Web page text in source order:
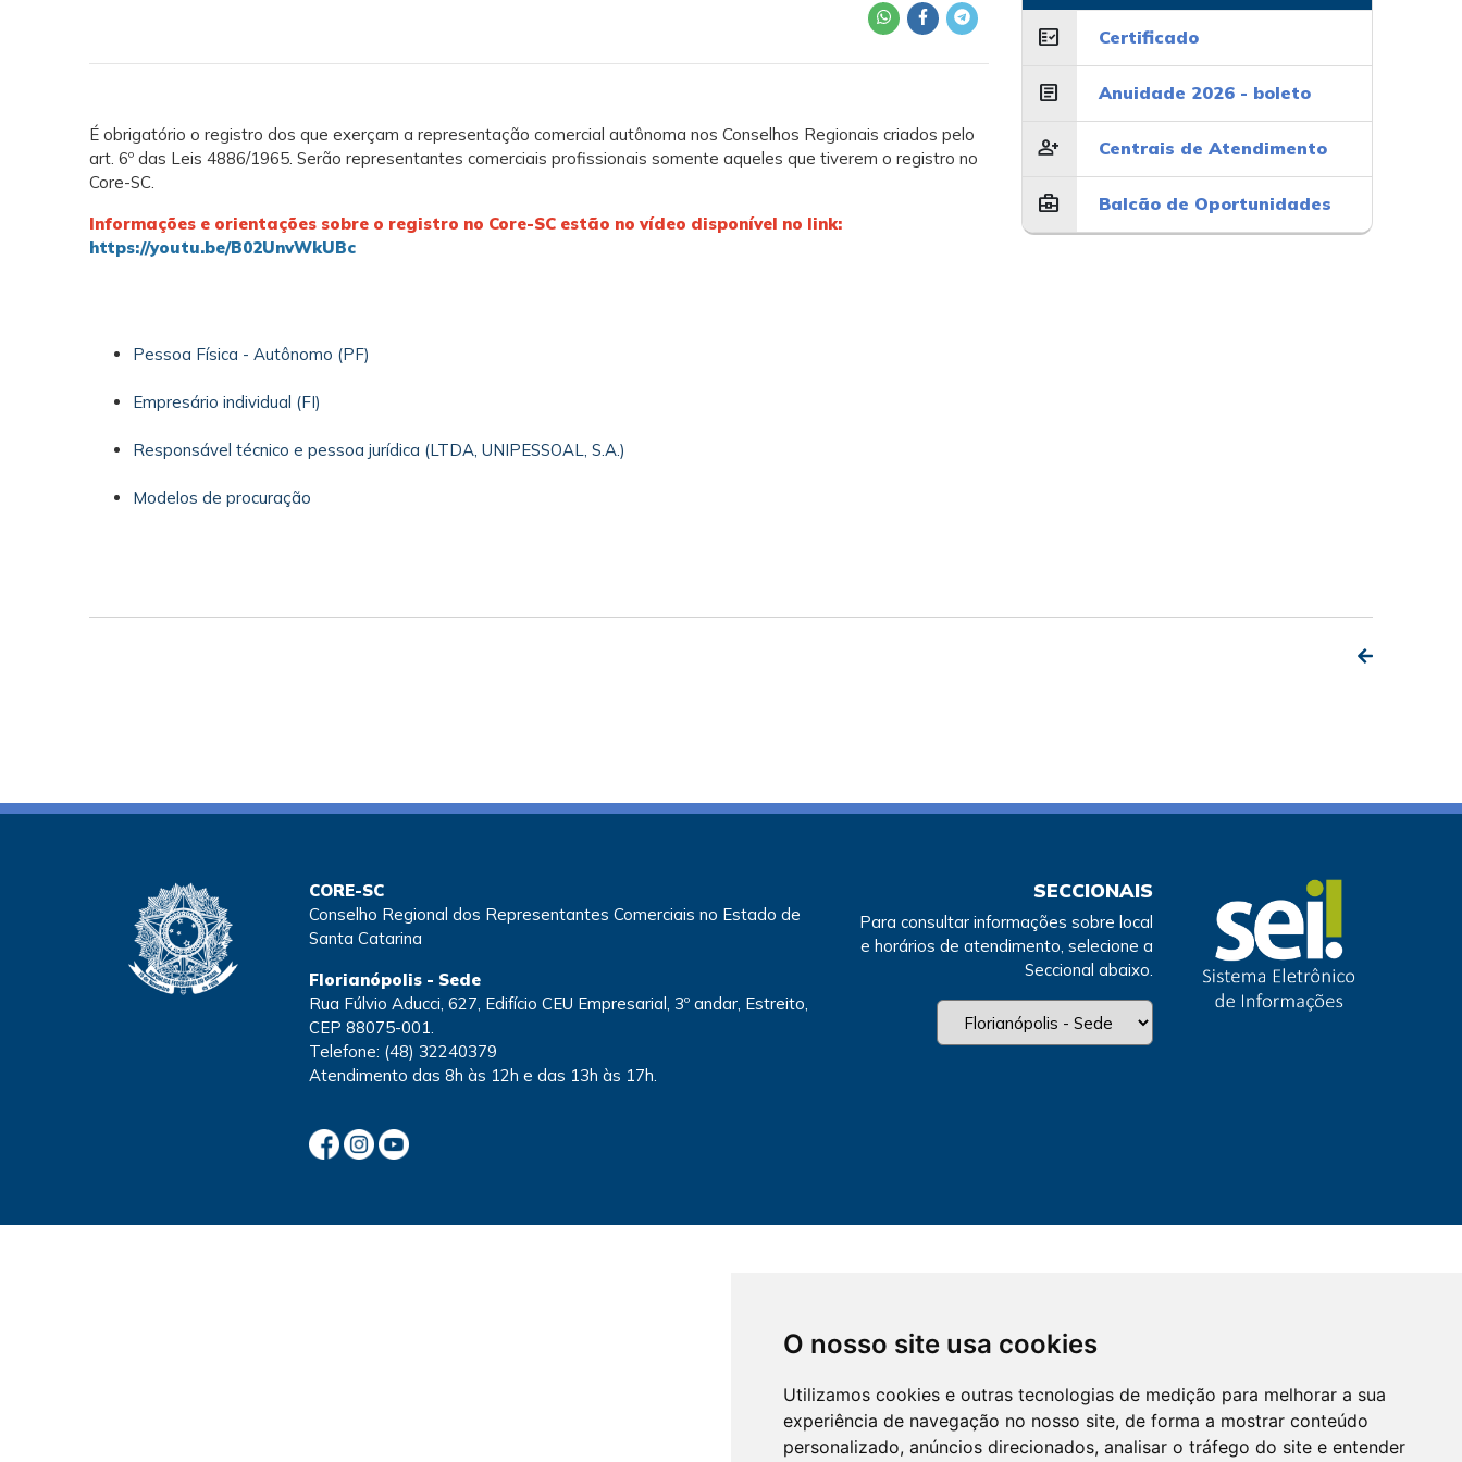
O nosso site usa cookies
Utilizamos cookies e outras tecnologias de medição para melhorar a sua
experiência de navegação no nosso site, de forma a mostrar conteúdo
personalizado, anúncios direcionados, analisar o tráfego do site e entender
É obrigatório o registro dos que exerçam a representação comercial autônoma nos Conselhos Regionais criados pelo
art. 6º das Leis 4886/1965. Serão representantes comerciais profissionais somente aqueles que tiverem o registro no
Core-SC.
Informações e orientações sobre o registro no Core-SC estão novídeo disponível no link:
https://youtu.be/B02UnvWkUBc
Pessoa Física - Autônomo (PF)
Empresário individual (FI)
Responsável técnico e pessoa jurídica (LTDA, UNIPESSOAL, S.A.)
Modelos de procuração
fact_check Certificado
article Anuidade 2026 - boleto
person_add Centrais de Atendimento
business_center Balcão de Oportunidades
CORE-SC
Conselho Regional dos Representantes Comerciais no Estado de
Santa Catarina
Florianópolis - Sede
Rua Fúlvio Aducci, 627, Edifício CEU Empresarial, 3º andar, Estreito,
CEP 88075-001.
Telefone: (48) 32240379
Atendimento das 8h às 12h e das 13h às 17h.
SECCIONAIS
Para consultar informações sobre local
e horários de atendimento, selecione a
Seccional abaixo.